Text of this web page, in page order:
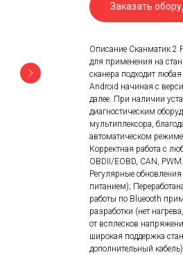
Заказать
Описание Сканматик 2
для применения на
сканера подходит
Android начиная с
далее. При наличии
диагностическим
мультиплексора,
автоматическом
Корректная работа с
OBDII/EOBD, CAN,
Регулярные
питанием);
работы по Blueooth
разработки (нет
от всплесков
широкая поддержка
дополнительный